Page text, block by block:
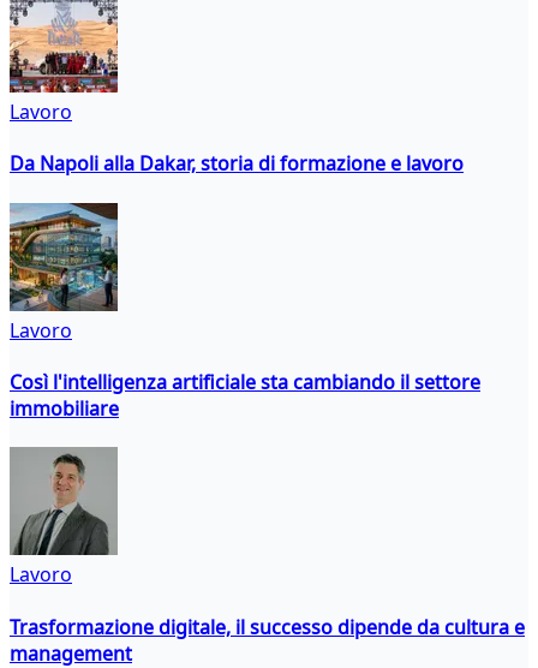
Lavoro
Da Napoli alla Dakar, storia di formazione e lavoro
Lavoro
Così l'intelligenza artificiale sta cambiando il settore
immobiliare
Lavoro
Trasformazione digitale, il successo dipende da cultura e
management